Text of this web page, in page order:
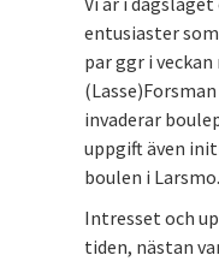
entusiaster
par ggr i veckan
invaderar
uppgift även
boulen i
Intresset och
tiden, nästan